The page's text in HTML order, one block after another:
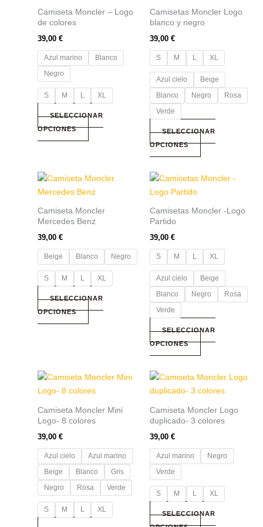
Camiseta Moncler – Logo
de colores
39,00 €
Azul marino
Blanco
Negro
S M L XL
SELECCIONAR
OPCIONES
opciones
pueden
elegir
en
la
página
Camisetas Moncler Logo
blanco y negro
39,00 €
S M L XL
Azul cielo
Beige
Blanco
Negro
Rosa
Verde
SELECCIONAR
OPCIONES
múltiples
opciones
se
pueden
elegir
la
página
Camiseta Moncler
Mercedes Benz
39,00 €
Beige Blanco Negro
S M L XL
SELECCIONAR
OPCIONES
Este
producto
múltiples
opciones
se
pueden
elegir
en
la
Camisetas Moncler -Logo
Partido
39,00 €
S M L XL
Azul cielo
Beige
Blanco
Negro
Rosa
Verde
SELECCIONAR
OPCIONES
Este
opciones
se
pueden
elegir
la
página
de
Camiseta Moncler Mini
Logo- 8 colores
39,00 €
Azul cielo
Azul marino
Beige
Blanco
Gris
Negro
Rosa Verde
S M L XL
Este
producto
múltiples
opciones
se
pueden
elegir
Camiseta Moncler Logo
duplicado- 3 colores
39,00 €
Azul marino
Negro
Verde
S M L XL
SELECCIONAR
Este
producto
múltiples
opciones
pueden
elegir
en